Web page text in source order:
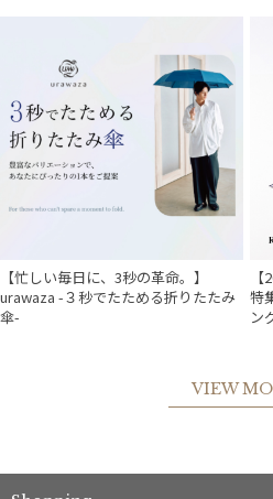
【忙しい毎日に、3秒の革命。】
urawaza -３秒でたためる折りたたみ
傘-
特
ン
VIEW